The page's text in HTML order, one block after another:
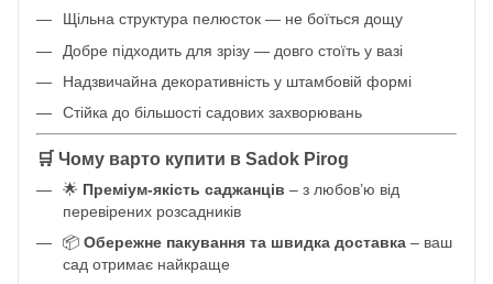
Щільна структура пелюсток — не боїться дощу
Добре підходить для зрізу — довго стоїть у вазі
Надзвичайна декоративність у штамбовій формі
Стійка до більшості садових захворювань
🛒 Чому варто купити в Sadok Pirog
🌟 Преміум-якість саджанців – з любов’ю від
перевірених розсадників
📦 Обережне пакування та швидка доставка – ваш
сад отримає найкраще